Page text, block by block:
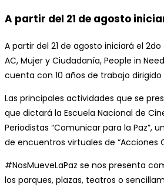
A partir del 21 de agosto
A partir del 21 de agosto iniciará el
AC, Mujer y Ciudadanía, People in
cuenta con 10 años de trabajo
Las principales actividades que se
que dictará la Escuela Nacional de
Periodistas “Comunicar para la Paz”,
de encuentros virtuales de “Acciones
#NosMueveLaPaz se nos presenta
los parques, plazas, teatros o